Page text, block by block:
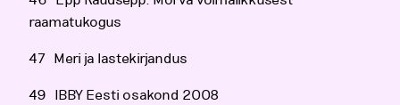
raamatukogus
47 Meri ja lastekirjandus
49 IBBY Eesti osakond 2008